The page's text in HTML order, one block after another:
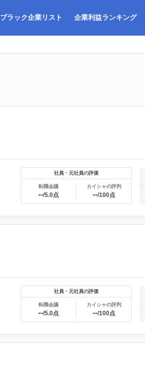
ブラック企業リスト 企業利益ランキング
社員・元社員の評価
転職会議
--/5.0点
カイシャの評判
--/100点
社員・元社員の評価
転職会議
--/5.0点
カイシャの評判
--/100点